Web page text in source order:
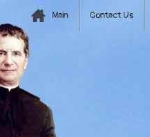
Contact Us
Main